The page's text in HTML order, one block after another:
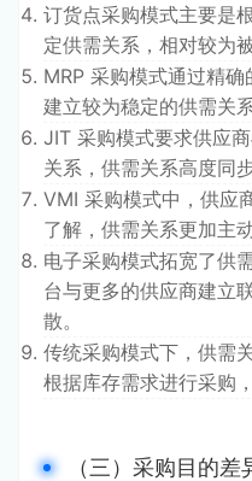
订货点采购模式主要是
定供需关系，相对较为被
MRP 采购模式通过精
建立较为稳定的供需关系
JIT 采购模式要求供应
关系，供需关系高度同
VMI 采购模式中，供应
了解，供需关系更加主
电子采购模式拓宽了供
台与更多的供应商建立
散。
传统采购模式下，供需
根据库存需求进行采购
（三）采购目的差